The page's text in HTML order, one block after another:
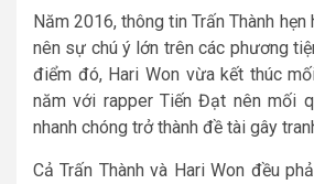
Năm 2016, thông tin Trấn Thành
nên sự chú ý lớn trên các phương
điểm đó, Hari Won vừa kết thúc
năm với rapper Tiến Đạt nên mối
nhanh chóng trở thành đề tài gây
Cả Trấn Thành và Hari Won đều